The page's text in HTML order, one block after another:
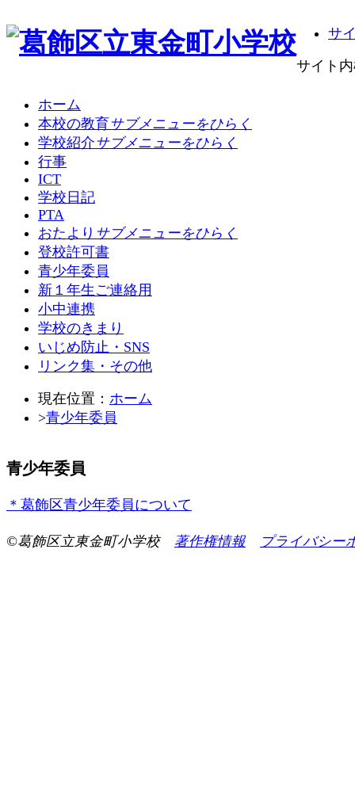
サ
サイト
ホーム
本校の教育サブメニューをひらく
学校紹介サブメニューをひらく
行事
ICT
学校日記
PTA
おたより サブメニューをひらく
登校許可書
青少年委員
新１年生ご連絡用
小中連携
学校のきまり
いじめ防止・SNS
リンク集・その他
現在位置： ホーム
>青少年委員
青少年委員
＊葛飾区青少年委員について
©葛飾区立東金町小学校 著作権情報 プライバシー